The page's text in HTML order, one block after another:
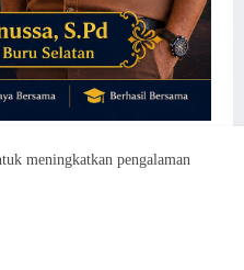
meningkatkan pengalaman